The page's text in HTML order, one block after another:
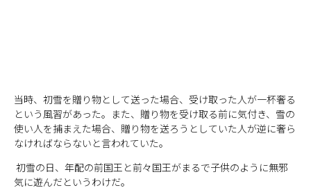
当時、初雪を贈り物として送った場合、受け取った人が一杯奢る
という風習があった。また、贈り物を受け取る前に気付き、雪の
使い人を捕まえた場合、贈り物を送ろうとしていた人が逆に奢ら
なければならないと言われていた。
初雪の日、年配の前国王と前々国王がまるで子供のように無邪
気に遊んだというわけだ。